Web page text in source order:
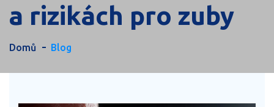
a rizikách pro zuby
Domů Blog